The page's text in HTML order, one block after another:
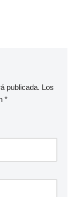
publicada. Los
*